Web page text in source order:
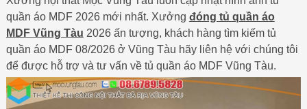
quần áo MDF 2026 mới nhất. Xưởng đóng tủ quần áo
MDF Vũng Tàu 2026 ấn tượng, khách hàng tìm kiếm tủ
quần áo MDF 08/2026 ở Vũng Tàu hãy liên hệ với chúng tôi
để được hỗ trợ và tư vấn về tủ quần áo MDF Vũng Tàu.